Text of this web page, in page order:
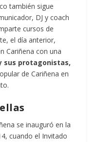
también sigue
DJ y coach
cursos de
el día anterior,
Cariñena con una
sus protagonistas,
de Cariñena en
se inauguró en la
cuando el Invitado